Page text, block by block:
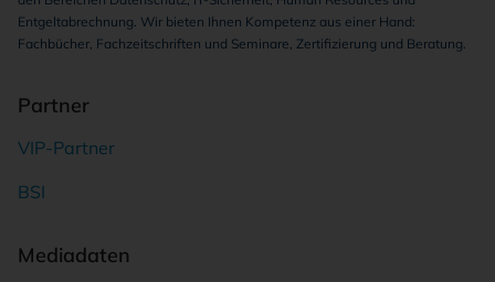
Entgeltabrechnung. Wir bieten Ihnen Kompetenz aus einer Hand:
Fachbücher, Fachzeitschriften und Seminare, Zertifizierung und Beratung.
Partner
VIP-Partner
BSI
Mediadaten